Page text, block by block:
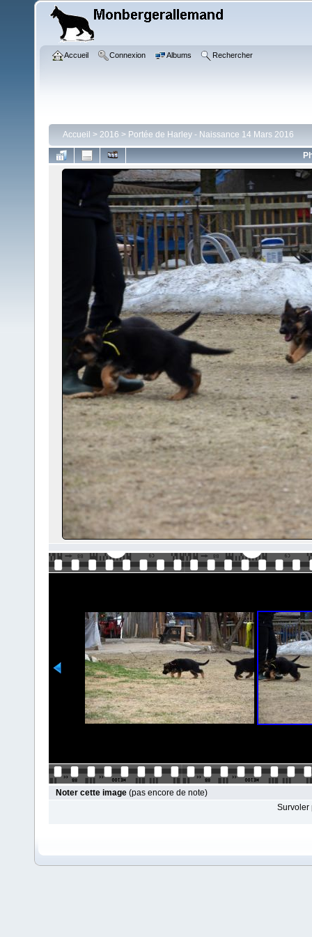
Accueil Connexion Albums Rechercher
Accueil > 2016 > Portée de Harley - Naissance 14 Mars 2016
Noter cette image (pas encore de note)
Survoler